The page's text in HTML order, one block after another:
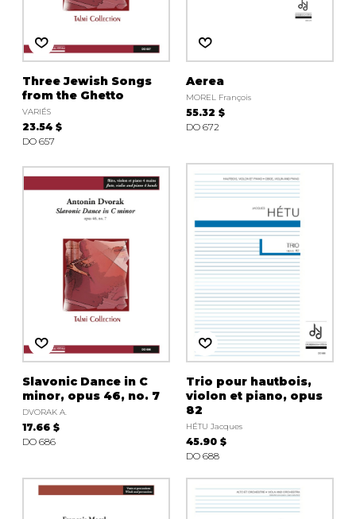
Three Jewish Songs
from the Ghetto
VARIÉS
23.54 $
DO 657
Aerea
MOREL François
55.32 $
DO 672
Slavonic Dance in C
minor, opus 46, no. 7
DVORAK A.
17.66 $
DO 686
Trio pour hautbois,
violon et piano, opus
82
HÉTU Jacques
45.90 $
DO 688